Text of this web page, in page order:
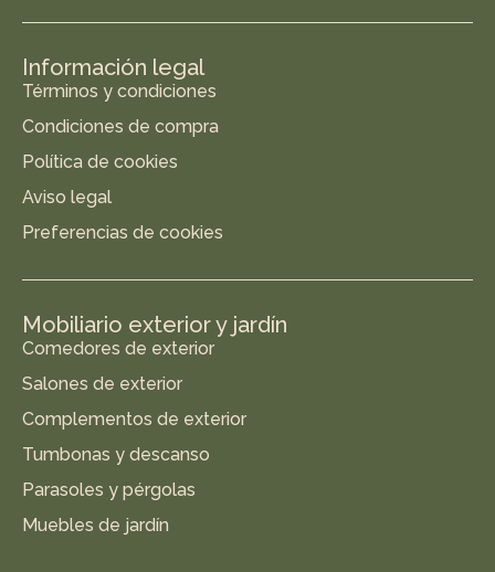
Información legal
Términos y condiciones
Condiciones de compra
Política de cookies
Aviso legal
Preferencias de cookies
Mobiliario exterior y jardín
Comedores de exterior
Salones de exterior
Complementos de exterior
Tumbonas y descanso
Parasoles y pérgolas
Muebles de jardín